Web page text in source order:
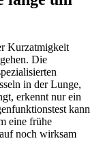
Kurzatmigkeit
Die
in der Lunge,
erkennt nur ein
kann
eine frühe
noch wirksam